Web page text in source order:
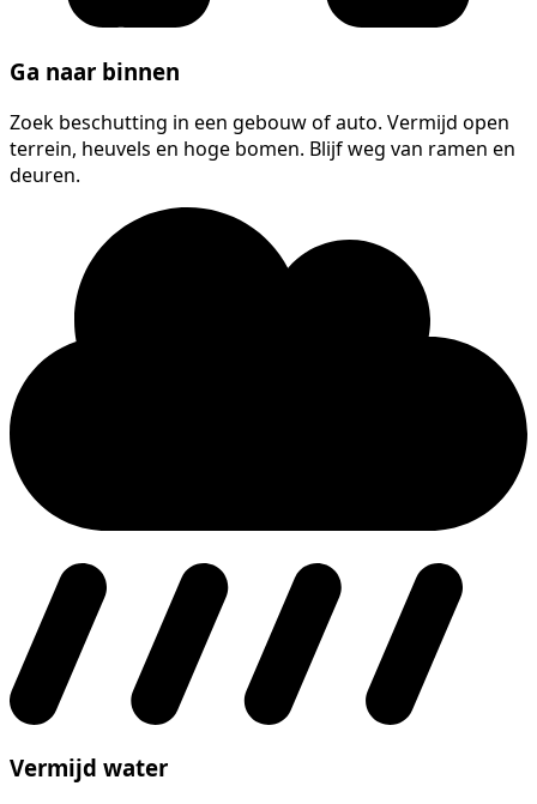
Ga naar binnen
Zoek beschutting in een gebouw of auto. Vermijd open
terrein, heuvels en hoge bomen. Blijf weg van ramen en
deuren.
Vermijd water